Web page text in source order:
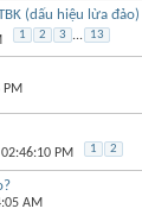
(dấu hiệu lừa đảo)
1 2 3 ... 13
PM
PM 1 2
AM